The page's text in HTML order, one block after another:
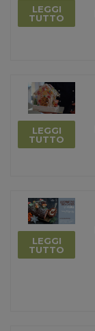
LEGGI
TUTTO
LEGGI
TUTTO
LEGGI
TUTTO